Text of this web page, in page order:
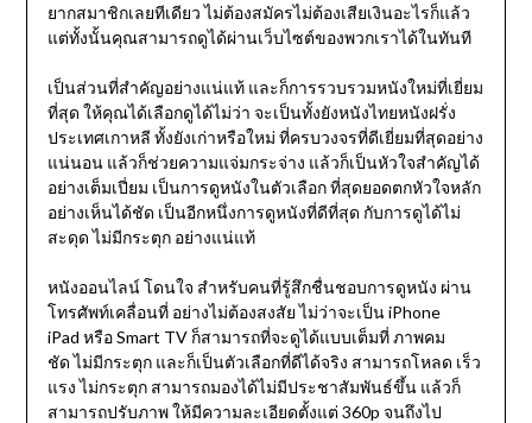
ยากสมาชิกเลยทีเดียว ไม่ต้องสมัครไม่ต้องเสียเงินอะไรก็แล้ว
แต่ทั้งนั้นคุณสามารถดูได้ผ่านเว็บไซต์ของพวกเราได้ในทันที
เป็นส่วนที่สำคัญอย่างแน่แท้ และก็การรวบรวมหนังใหม่ที่เยี่ยม
ที่สุด ให้คุณได้เลือกดูได้ไม่ว่า จะเป็นทั้งยังหนังไทยหนังฝรั่ง
ประเทศเกาหลี ทั้งยังเก่าหรือใหม่ ที่ครบวงจรที่ดีเยี่ยมที่สุดอย่าง
แน่นอน แล้วก็ช่วยความแจ่มกระจ่าง แล้วก็เป็นหัวใจสำคัญได้
อย่างเต็มเปี่ยม เป็นการดูหนังในตัวเลือก ที่สุดยอดตกหัวใจหลัก
อย่างเห็นได้ชัด เป็นอีกหนึ่งการดูหนังที่ดีที่สุด กับการดูได้ไม่
สะดุด ไม่มีกระตุก อย่างแน่แท้
หนังออนไลน์ โดนใจ สำหรับคนที่รู้สึกชื่นชอบการดูหนัง ผ่าน
โทรศัพท์เคลื่อนที่ อย่างไม่ต้องสงสัย ไม่ว่าจะเป็น iPhone
iPad หรือ Smart TV ก็สามารถที่จะดูได้แบบเต็มที่ ภาพคม
ชัด ไม่มีกระตุก และก็เป็นตัวเลือกที่ดีได้จริง สามารถโหลด เร็ว
แรง ไม่กระตุก สามารถมองได้ไม่มีประชาสัมพันธ์ขึ้น แล้วก็
สามารถปรับภาพ ให้มีความละเอียดตั้งแต่ 360p จนถึงไป